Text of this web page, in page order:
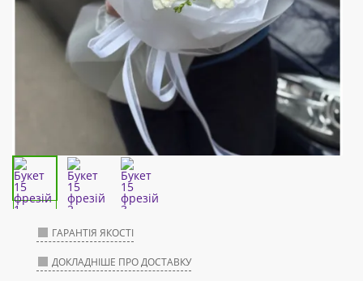
ГАРАНТІЯ ЯКОСТІ
ДОКЛАДНІШЕ ПРО ДОСТАВКУ